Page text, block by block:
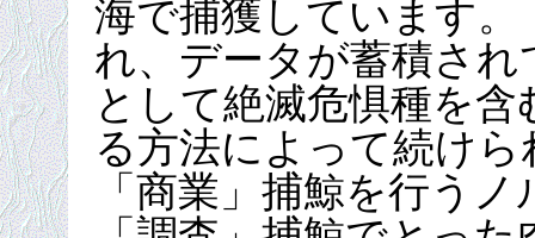
海で捕獲しています。
れ、データが蓄積さ
として絶滅危惧種を
る方法によって続け
「商業」捕鯨を行う